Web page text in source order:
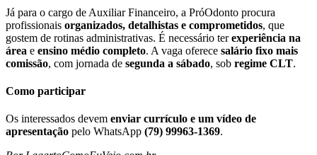
Já para o cargo de Auxiliar Financeiro, a PróOdonto procura
profissionais organizados, detalhistas e comprometidos, que
gostem de rotinas administrativas. É necessário terexperiência na
área e ensino médio completo. A vaga oferece salário fixo mais
comissão, com jornada de segunda a sábado, sob regime CLT.
Como participar
Os interessados devem enviar currículo e um vídeo de
apresentação pelo WhatsApp (79) 99963-1369.